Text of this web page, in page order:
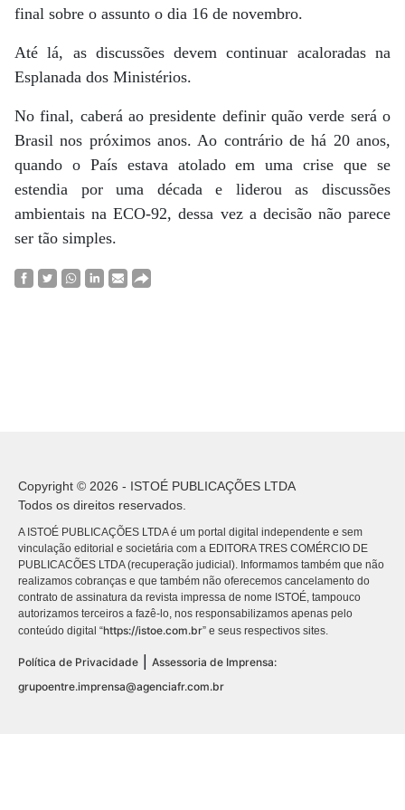
final sobre o assunto o dia 16 de novembro.
Até lá, as discussões devem continuar acaloradas na
Esplanada dos Ministérios.
No final, caberá ao presidente definir quão verde será o
Brasil nos próximos anos. Ao contrário de há 20 anos,
quando o País estava atolado em uma crise que se
estendia por uma década e liderou as discussões
ambientais na ECO-92, dessa vez a decisão não parece
ser tão simples.
Copyright © 2026 - ISTOÉ PUBLICAÇÕES LTDA
Todos os direitos reservados.
A ISTOÉ PUBLICAÇÕES LTDA é um portal digital independente e sem
vinculação editorial e societária com a EDITORA TRES COMÉRCIO DE
PUBLICACÕES LTDA (recuperação judicial). Informamos também que não
realizamos cobranças e que também não oferecemos cancelamento do
contrato de assinatura da revista impressa de nome ISTOÉ, tampouco
autorizamos terceiros a fazê-lo, nos responsabilizamos apenas pelo
conteúdo digital “https://istoe.com.br” e seus respectivos sites.
Política de Privacidade
Assessoria de Imprensa:
grupoentre.imprensa@agenciafr.com.br